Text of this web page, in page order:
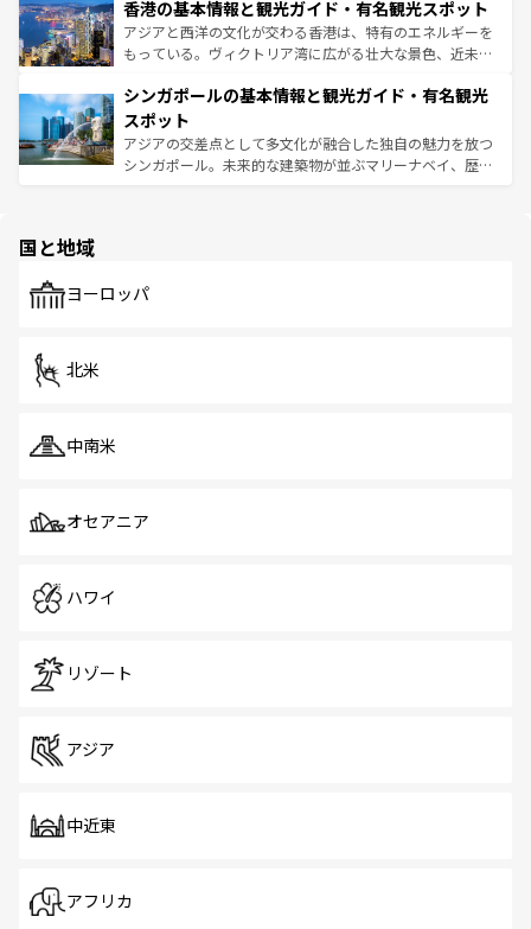
とつ。フォーやバインミー、ベトナムコーヒーなどは、ぜ
ひ現地で味わいたい。どの地域を訪れてもあたたかい人々
が旅行者を迎えてくれるので、きっと忘れられない旅にな
参照してほしい。
の活気が交差している。北部ではチェンマイなどの山岳地
帯で自然と触れ合い、南部ではプーケットやクラビの美し
いビーチでリゾート気分を楽しむことができる。タイ料理
激する。気候は一年中温暖で、どの季節にも異なる楽しみ
が待っている。親しみやすいタイの人々、仏教を中心とし
た文化、そして多様な観光資源が、訪れる旅人を魅了し続
ける。 なお、新着のタイ情報はコンテンツ一覧を参照して
香港の基本情報と観光ガイド・有名観光スポット
アジアと西洋の文化が交わる香港は、特有のエネルギーを
もっている。ヴィクトリア湾に広がる壮大な景色、近未来
み、どこを訪れても感動するはず。観光スポットが密集し
ており、効率よく見どころを回れるのも魅力。息をのむよ
うな絶景から文化的な体験まで、香港を存分に楽しみ尽く
そう。 なお、新着の香港情報はコンテンツ一覧を参照して
シンガポールの基本情報と観光ガイド・有名観光
スポット
アジアの交差点として多文化が融合した独自の魅力を放つ
シンガポール。未来的な建築物が並ぶマリーナベイ、歴史
で、ホーカーズは地元の風情を楽しめる外せないスポット
国と地域
ヨーロッパ
北米
中南米
オセアニア
ハワイ
リゾート
アジア
中近東
アフリカ